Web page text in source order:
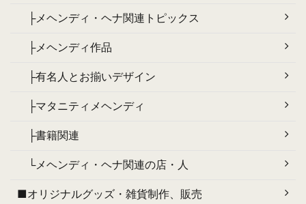
├メヘンディ・ヘナ関連トピックス
├メヘンディ作品
├有名人とお揃いデザイン
├マタニティメヘンディ
├書籍関連
└メヘンディ・ヘナ関連の店・人
■オリジナルグッズ・雑貨制作、販売